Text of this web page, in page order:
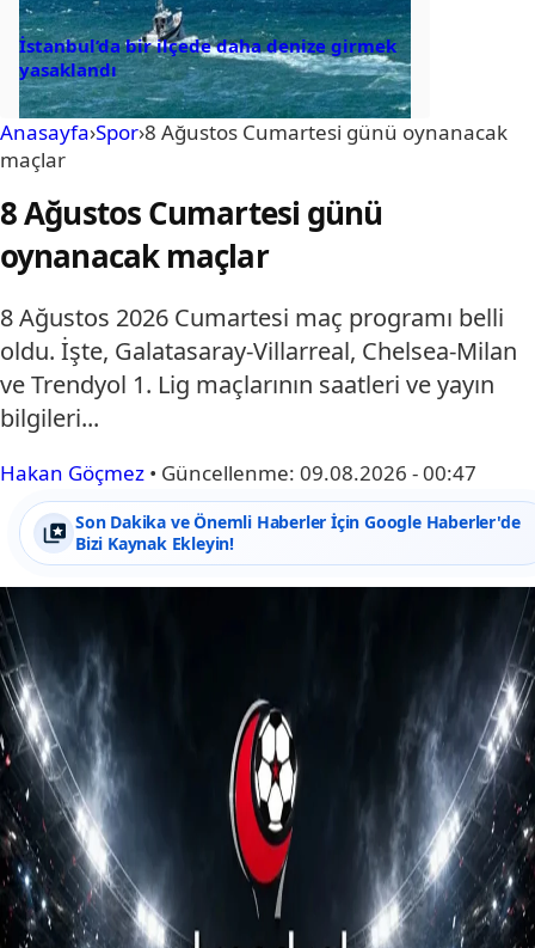
İstanbul’da bir ilçede daha denize girmek
yasaklandı
Anasayfa›Spor›8 Ağustos Cumartesi günü oynanacak
maçlar
8 Ağustos Cumartesi günü
oynanacak maçlar
8 Ağustos 2026 Cumartesi maç programı belli
oldu. İşte, Galatasaray-Villarreal, Chelsea-Milan
ve Trendyol 1. Lig maçlarının saatleri ve yayın
bilgileri...
Hakan Göçmez • Güncellenme: 09.08.2026 - 00:47
Son Dakika ve Önemli Haberler İçin Google Haberler'de
Bizi Kaynak Ekleyin!